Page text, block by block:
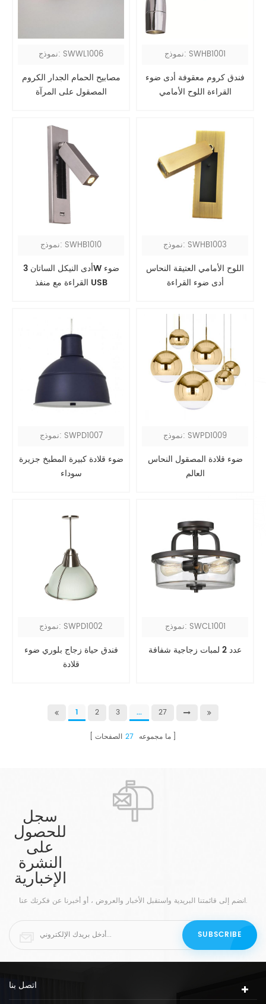
نموذج: SWWL1006
مصابيح الحمام الجدار الكروم
المصقول على المرآة
نموذج: SWHB1001
فندق كروم معقوفة أدى ضوء
القراءة اللوح الأمامي
نموذج: SWHB1010
أدى النيكل الساتان 3W ضوء
القراءة مع منفذ USB
نموذج: SWHB1003
اللوح الأمامي العتيقة النحاس
أدى ضوء القراءة
نموذج: SWPD1007
ضوء قلادة كبيرة المطبخ جزيرة
سوداء
نموذج: SWPD1009
ضوء قلادة المصقول النحاس
العالم
نموذج: SWPD1002
فندق حياة زجاج بلوري ضوء
قلادة
نموذج: SWCL1001
عدد 2 لمبات زجاجية شفافة
1 2 3 ... 27
ما مجموعه 27 الصفحات
سجل
للحصول
على
النشرة
الإخبارية
انضم إلى قائمتنا البريدية واستقبل الأخبار والعروض ، أو أخبرنا عن فكرتك عنا.
اتصل بنا